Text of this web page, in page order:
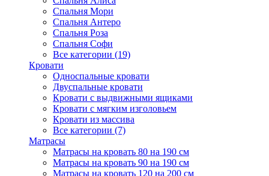
Спальня Мори
Спальня Антеро
Спальня Роза
Спальня Софи
Все категории (19)
Кровати
Односпальные кровати
Двуспальные кровати
Кровати с выдвижными ящиками
Кровати с мягким изголовьем
Кровати из массива
Все категории (7)
Матрасы
Матрасы на кровать 80 на 190 см
Матрасы на кровать 90 на 190 см
Матрасы на кровать 120 на 200 см